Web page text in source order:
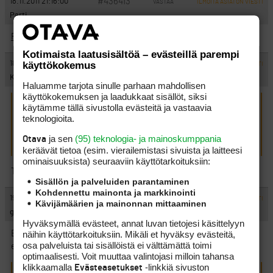
VASTAA ILMOITA ASIATON VIESTI
Parti
Pallo kulkusille on aina hyvää huumoria.
18.11.2011 21:39:00 ILMOITA ASIATON VIESTI
KL
tvniemin kirjoitti:(18.11.2011 8:28:39)
Klassikko!
https://www.youtube.com/watch?v=VsXohTeXmVM
19.11.2011 00:26:00 #436415 ILMOITA ASIATON VIESTI
get in the hole!
Eikös tämänkaltaiset pätkät tee turhaksi kaiken täällä
esiintyvän väännön..?
Kotimaista laatusisältöä – evästeillä parempi
käyttökokemus
Haluamme tarjota sinulle parhaan mahdollisen
käyttökokemuksen ja laadukkaat sisällöt, siksi
käytämme tällä sivustolla evästeitä ja vastaavia
teknologioita.
Otava ja sen (95) teknologia- ja mainoskumppania
keräävät tietoa (esim. vierailemis­tasi sivuista ja laitteesi
ominaisuuk­sista) seuraaviin käyttötarkoituksiin:
Sisällön ja palveluiden parantaminen
Kohdennettu mainonta ja markkinointi
Kävijämäärien ja mainonnan mittaaminen
Hyväksymällä evästeet, annat luvan tietojesi käsittelyyn
näihin käyttötarkoituksiin. Mikäli et hyväksy evästeitä,
osa palveluista tai sisällöistä ei välttämättä toimi
optimaalisesti. Voit muuttaa valintojasi milloin tahansa
klikkaamalla Evästeasetukset -linkkiä sivuston